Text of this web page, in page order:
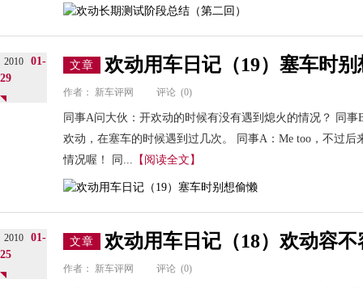
2010
01-
29
文章 欢动用车日记（19）塞车时别
作者： 新车评网 评论 (0)
同事A问大伙：开欢动的时候有没有遇到熄火的情况？ 同
欢动，在塞车的时候遇到过几次。 同事A：Me too，不过
情况喔！ 同... 【阅读全文】
2010
01-
25
文章 欢动用车日记（18）欢动容
作者： 新车评网 评论 (0)